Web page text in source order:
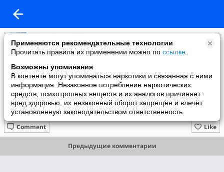
Применяются рекомендательные технологии
Прочитать правила их применении можно по ссылке
Возможны упоминания
В контенте могут упоминаться наркотики и связанная с ними
информация. Незаконное потребление наркотических
средств, психотропных веществ и их аналогов причиняет
вред здоровью, их незаконный оборот запрещён и влечёт
установленную законодательством ответственность
***Алефтина***
added a photo
28 Feb в 14:31
Like
Comment
Предыдущие комментарии